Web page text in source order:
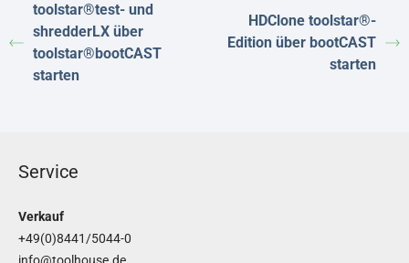
toolstar®test- und
shredderLX über
toolstar®bootCAST
starten
HDClone toolstar®-
Edition über bootCAST
starten
Service
Verkauf
+49(0)8441/5044-0